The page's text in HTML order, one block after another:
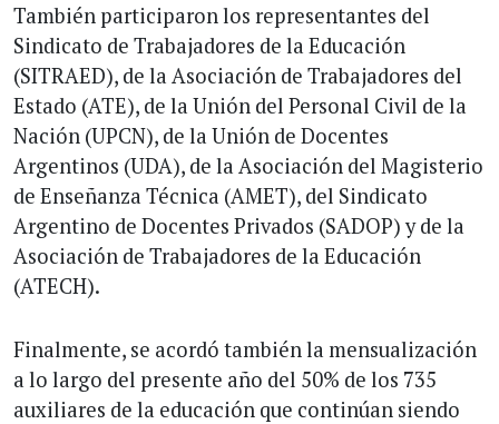
También participaron los representantes del
Sindicato de Trabajadores de la Educación
(SITRAED), de la Asociación de Trabajadores del
Estado (ATE), de la Unión del Personal Civil de la
Nación (UPCN), de la Unión de Docentes
Argentinos (UDA), de la Asociación del Magisterio
de Enseñanza Técnica (AMET), del Sindicato
Argentino de Docentes Privados (SADOP) y de la
Asociación de Trabajadores de la Educación
(ATECH).
Finalmente, se acordó también la mensualización
a lo largo del presente año del 50% de los 735
auxiliares de la educación que continúan siendo